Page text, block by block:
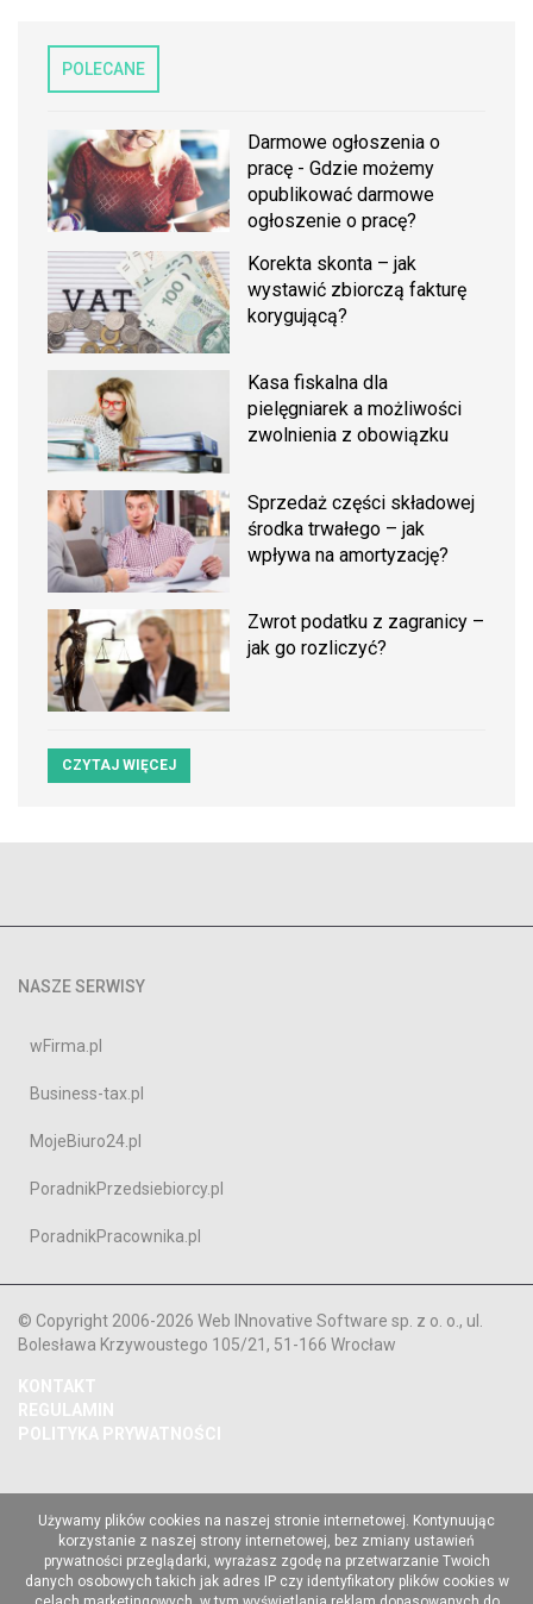
POLECANE
Darmowe ogłoszenia o
pracę - Gdzie możemy
opublikować darmowe
ogłoszenie o pracę?
Korekta skonta – jak
wystawić zbiorczą fakturę
korygującą?
Kasa fiskalna dla
pielęgniarek a możliwości
zwolnienia z obowiązku
Sprzedaż części składowej
środka trwałego – jak
wpływa na amortyzację?
Zwrot podatku z zagranicy –
jak go rozliczyć?
CZYTAJ WIĘCEJ
NASZE SERWISY
wFirma.pl
Business-tax.pl
MojeBiuro24.pl
PoradnikPrzedsiebiorcy.pl
PoradnikPracownika.pl
© Copyright 2006-2026 Web INnovative Software sp. z o. o., ul.
Bolesława Krzywoustego 105/21, 51-166 Wrocław
KONTAKT
REGULAMIN
POLITYKA PRYWATNOŚCI
Używamy plików cookies na naszej stronie internetowej. Kontynuując
korzystanie z naszej strony internetowej, bez zmiany ustawień
prywatności przeglądarki, wyrażasz zgodę na przetwarzanie Twoich
danych osobowych takich jak adres IP czy identyfikatory plików cookies w